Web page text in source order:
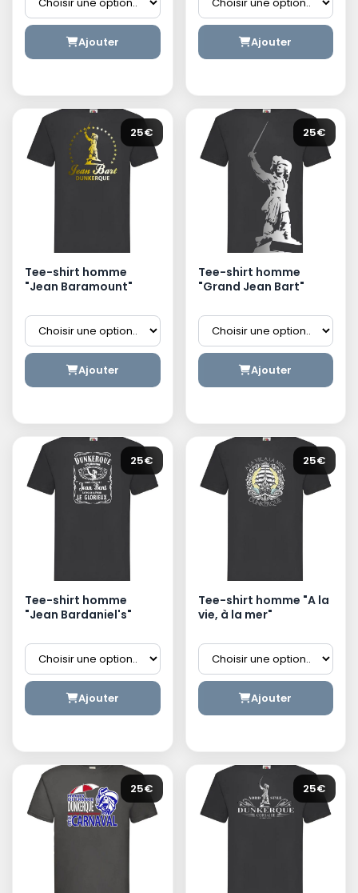
Ajouter Ajouter
25€
Tee-shirt homme
"Jean Baramount"
Ajouter
25€
Tee-shirt homme
"Grand Jean Bart"
Ajouter
25€
Tee-shirt homme
"Jean Bardaniel's"
Ajouter
25€
Tee-shirt homme "A la
vie, à la mer"
Ajouter
25€ 25€